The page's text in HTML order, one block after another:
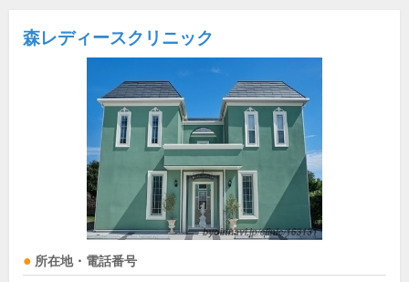
森レディースクリニック
所在地・電話番号